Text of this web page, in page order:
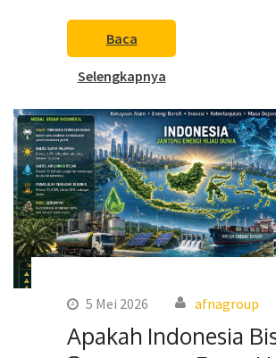
Baca
Selengkapnya
5 Mei 2026 afnagroup
Apakah Indonesia